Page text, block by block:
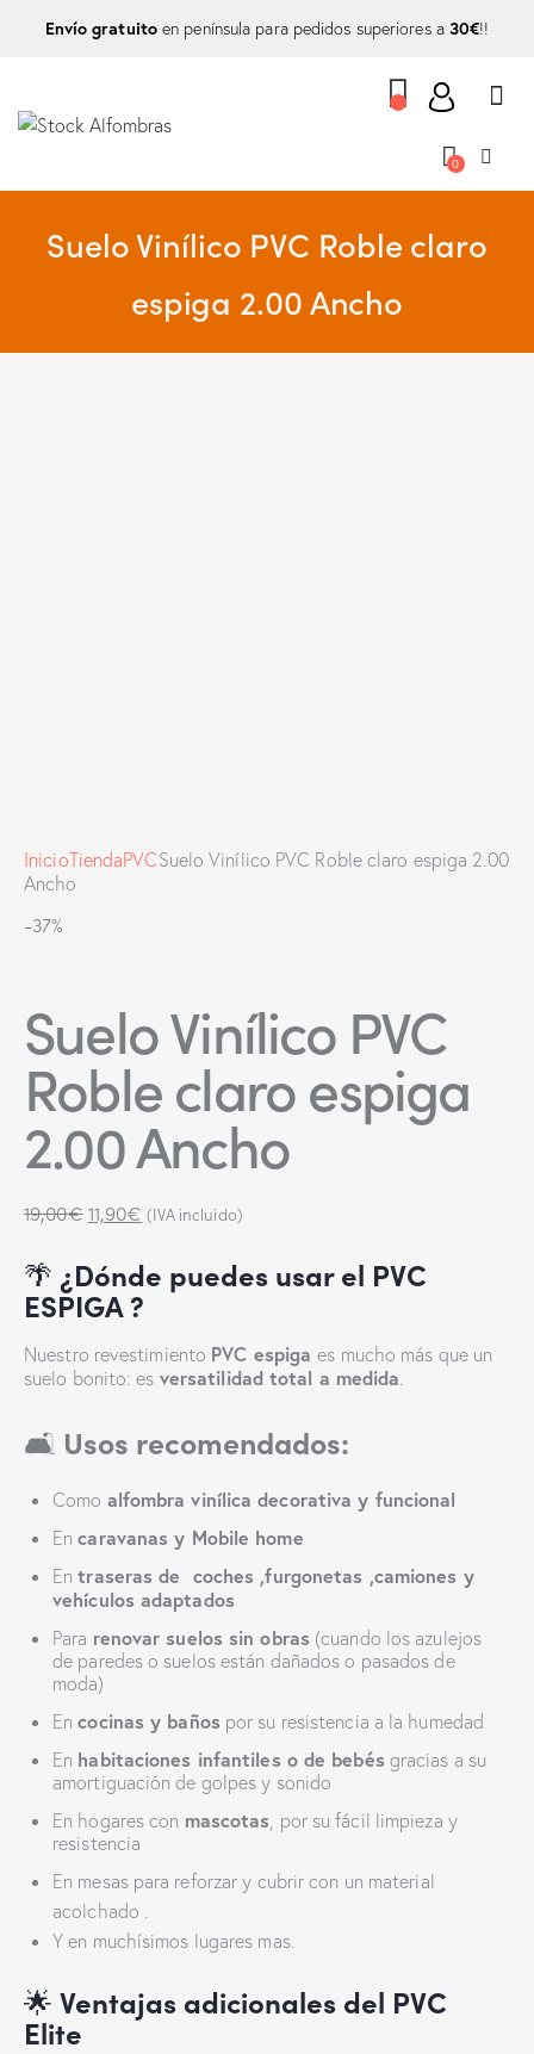
Envío gratuitoen península para pedidos superiores a 30€!!
0
Suelo Vinílico PVC Roble claro
espiga 2.00 Ancho
InicioTiendaPVCSuelo Vinílico PVC Roble claro espiga 2.00
Ancho
-37%
Suelo Vinílico PVC
Roble claro espiga
2.00 Ancho
19,00€11,90€ (IVA incluido)
🌴 ¿Dónde puedes usar el PVC
ESPIGA ?
Nuestro revestimiento PVC espigaes mucho más que un
suelo bonito: es versatilidad total a medida
🛋️ Usos recomendados:
Como alfombra vinílica decorativa y funcional
Encaravanas y Mobile home
Entraseras de coches ,furgonetas ,camiones y
vehículos adaptados
Para renovar suelos sin obras (cuando los azulejos
de paredes o suelos están dañados o pasados de
moda)
Encocinas y baños por su resistencia a la humedad
En habitaciones infantiles o de bebés gracias a su
amortiguación de golpes y sonido
En hogares con mascotas, por su fácil limpieza y
resistencia
En mesas para reforzar y cubrir con un material
acolchado .
Y en muchísimos lugares mas.
🌟 Ventajas adicionales del PVC
Elite